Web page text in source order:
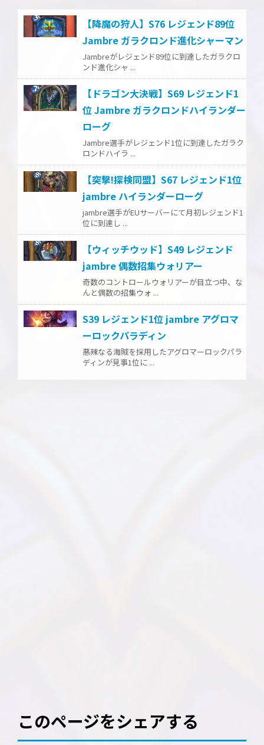
【降魔の狩人】S76 レジェンド89位
Jambre ガラクロンド進化シャーマン
Jambreがレジェンド89位に到達したガラクロ
ンド進化シャ ...
【ドラゴン大決戦】S69 レジェンド1
位 Jambre ガラクロンドハイランダー
ローグ
Jambre選手がレジェンド1位に到達したガラク
ロンドハイラ ...
【突撃!探検同盟】S67 レジェンド1位
jambre ハイランダーローグ
jambre選手がEUサーバーにて月初レジェンド1
位に到達し ...
【ウィッチウッド】S49 レジェンド
jambre 偶数招集ウォリアー
奇数のコントロールウォリアーが目立つ中、な
んと偶数の招集ウォ ...
S39 レジェンド1位 jambre アグロマ
ーロックパラディン
悪辣なる海賊を採用したアグロマーロックパラ
ディンが見事1位に ...
このページをシェアする